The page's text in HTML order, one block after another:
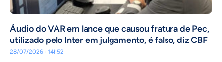
Áudio do VAR em lance que causou fratura de Pec,
utilizado pelo Inter em julgamento, é falso, diz CBF
28/07/2026 · 14h52